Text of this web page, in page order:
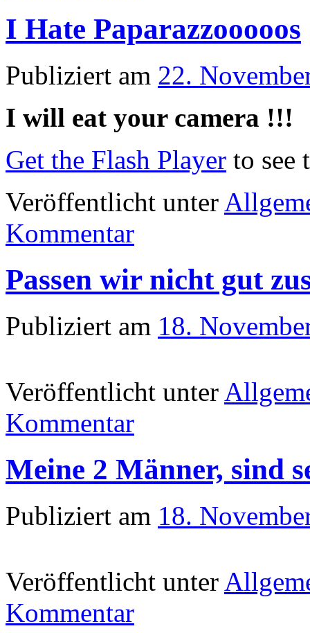
I Hate Paparazzooooos
Publiziert am 22.
I will eat your camera !!!
Get the Flash Player to see
Veröffentlicht unter
Kommentar
Passen wir nicht gut
Publiziert am 18.
Veröffentlicht unter
Kommentar
Meine 2 Männer, sind
Publiziert am 18.
Veröffentlicht unter
Kommentar